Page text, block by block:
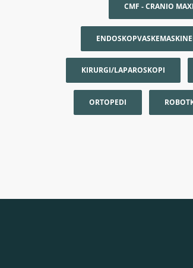
CMF - CRANIO
KIRURGI/LAPAROSKOPI
ORTOPEDI